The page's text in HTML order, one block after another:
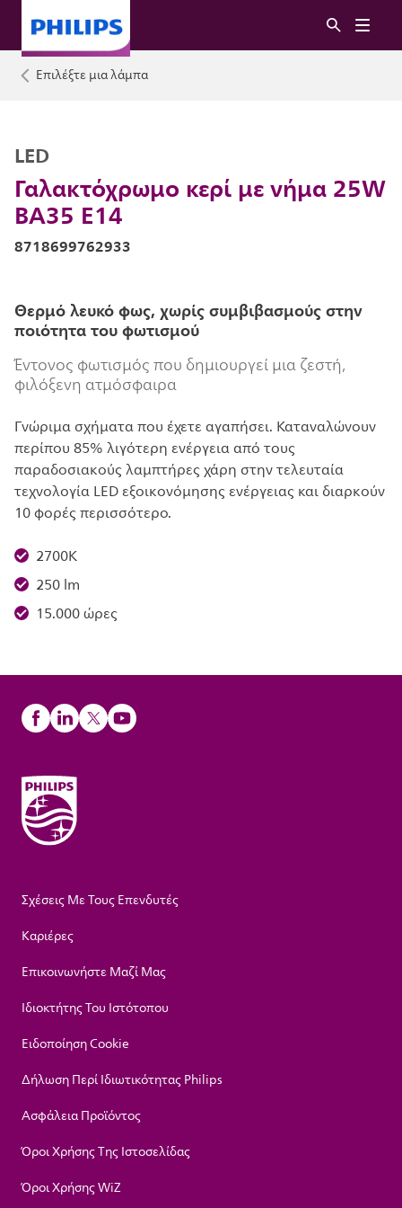
Επιλέξτε μια λάμπα
Γαλακτόχρωμο κερί με νήμα 25W
BA35 E14
LED
8718699762933
Θερμό λευκό φως, χωρίς συμβιβασμούς στην
ποιότητα του φωτισμού
Έντονος φωτισμός που δημιουργεί μια ζεστή,
φιλόξενη ατμόσφαιρα
Γνώριμα σχήματα που έχετε αγαπήσει. Καταναλώνουν
περίπου 85% λιγότερη ενέργεια από τους
παραδοσιακούς λαμπτήρες χάρη στην τελευταία
τεχνολογία LED εξοικονόμησης ενέργειας και διαρκούν
10 φορές περισσότερο.
2700K
250 lm
15.000 ώρες
Σχέσεις Με Τους Επενδυτές
Καριέρες
Επικοινωνήστε Μαζί Μας
Ιδιοκτήτης Του Ιστότοπου
Ειδοποίηση Cookie
Δήλωση Περί Ιδιωτικότητας Philips
Ασφάλεια Προϊόντος
Όροι Χρήσης Της Ιστοσελίδας
Όροι Χρήσης WiZ